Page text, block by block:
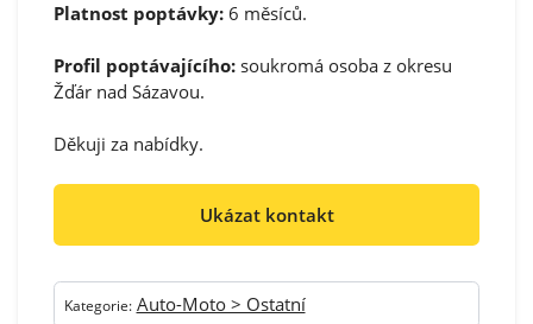
Platnost poptávky: 6 měsíců.
Profil poptávajícího: soukromá osoba z okresu
Žďár nad Sázavou.
Děkuji za nabídky.
Ukázat kontakt
Kategorie: Auto-Moto > Ostatní